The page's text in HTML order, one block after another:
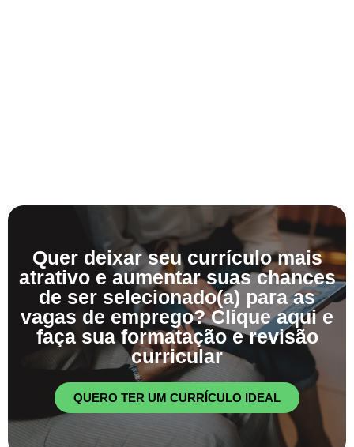
Quer deixar seu currículo mais
atrativo e aumentar suas chances
de ser selecionado(a) para as
vagas de emprego? Clique aqui e
faça sua formatação e revisão
curricular
QUERO TER UM CURRÍCULO IDEAL